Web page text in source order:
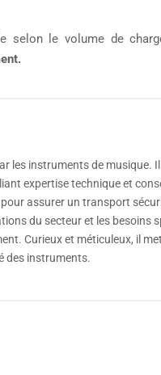
selon le volume de
les instruments de musique.
expertise technique et
assurer un transport
du secteur et les besoins
Curieux et méticuleux, il
des instruments.